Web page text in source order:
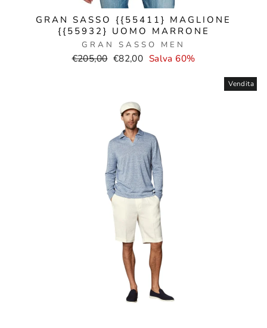
GRAN SASSO {{55411} MAGLIONE
{{55932} UOMO MARRONE
GRAN SASSO MEN
Prezzo
€205,00 Prezzo
€82,00 Salva 60%
Vendita